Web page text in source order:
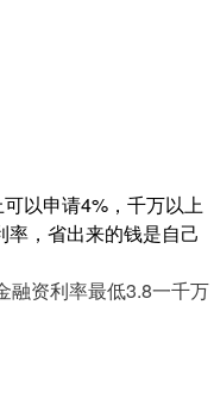
以申请4%，千万以上
，省出来的钱是自己
融资利率最低3.8一千万